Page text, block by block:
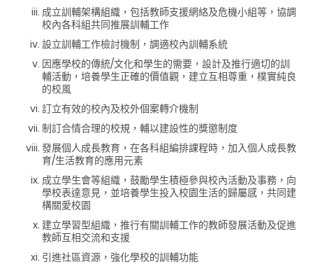
成立訓輔架構組織，包括教師支援網絡及危機小組等，協調
校內各科組共同推展訓輔工作
設立訓輔工作檢討機制，調適校內訓輔系統
因應學校的傳統/文化和學生的需要，設計及推行適切的訓
輔活動，培養學生正確的價值觀，建立互相尊重，樸實純良
的校風
訂立有效的校內及校外個案轉介機制
制訂合情合理的校規，輔以建設性的獎懲制度
發展個人成長教育，在各科組編排課程時，加入個人成長教
育/生活教育的應用元素
成立學生會等組織，鼓勵學生積極參與校內活動及事務，向
學校表達意見，並培養學生投入校園生活的歸屬感，共同建
構關愛校園
建立學習型組織，推行有關訓輔工作的教師發展活動及促進
教師互相交流和支援
引進社區資源，強化學校的訓輔功能